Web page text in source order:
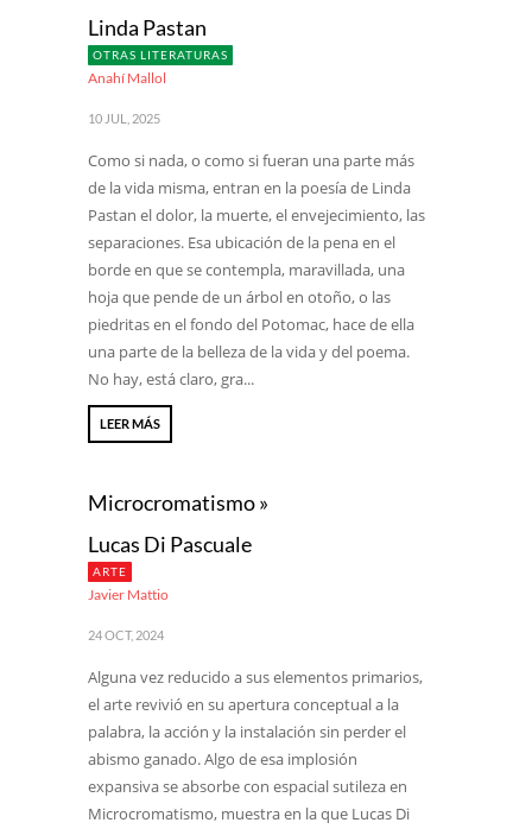
Linda Pastan
OTRAS LITERATURAS
Anahí Mallol
10 JUL, 2025
Como si nada, o como si fueran una parte más
de la vida misma, entran en la poesía de Linda
Pastan el dolor, la muerte, el envejecimiento, las
separaciones. Esa ubicación de la pena en el
borde en que se contempla, maravillada, una
hoja que pende de un árbol en otoño, o las
piedritas en el fondo del Potomac, hace de ella
una parte de la belleza de la vida y del poema.
No hay, está claro, gra...
LEER MÁS
Microcromatismo »
Lucas Di Pascuale
ARTE
Javier Mattio
24 OCT, 2024
Alguna vez reducido a sus elementos primarios,
el arte revivió en su apertura conceptual a la
palabra, la acción y la instalación sin perder el
abismo ganado. Algo de esa implosión
expansiva se absorbe con espacial sutileza en
Microcromatismo, muestra en la que Lucas Di